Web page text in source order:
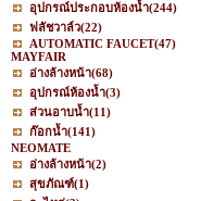
อุปกรณ์ประกอบห้องน้ำ(244)
ฟลัชวาล์ว(22)
AUTOMATIC FAUCET(47)
MAYFAIR
อ่างล้างหน้า(68)
อุปกรณ์ห้องน้ำ(3)
ส่วนอาบน้ำ(11)
ก๊อกน้ำ(141)
NEOMATE
อ่างล้างหน้า(2)
สุขภัณฑ์(1)